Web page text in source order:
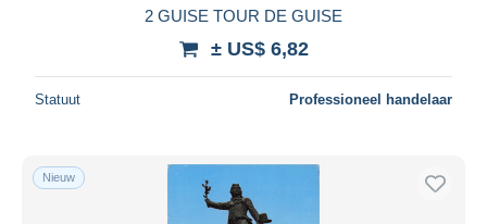
2 GUISE TOUR DE GUISE
± US$ 6,82
Statuut Professioneel handelaar
Nieuw